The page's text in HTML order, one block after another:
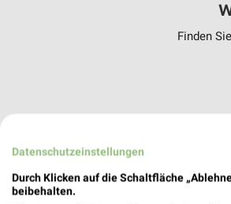
Finden
Datenschutzeinstellungen
Durch Klicken auf die Schaltfläche
beibehalten.